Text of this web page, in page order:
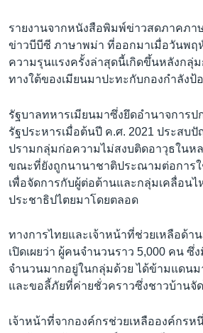
รายงานจากหนังสือพิมพ์ข่าวสดภาคภา
ข่าวบีบีซี ภาษาพม่า ที่ออกมาเมื่อวันพ
ความรุนแรงครั้งล่าสุดนี้เกิดขึ้นหลังกลุ่ม
ทางใต้ของเมียนมาปะทะกับกองกำลังป้
รัฐบาลทหารเมียนมาซึ่งยึดอำนาจการป
รัฐประหารเมื่อต้นปี ค.ศ. 2021 ประสบ
ปรามกลุ่มก่อความไม่สงบติดอาวุธในห
ขณะที่ยังถูกนานาชาติประณามต่อการใ
เพื่อจัดการกับผู้ต่อต้านและกลุ่มเคลื่อนไ
ประชาธิปไตยมาโดยตลอด
ทางการไทยและเจ้าหน้าที่ช่วยเหลือด้า
เปิดเผยว่า ผู้คนจำนวนราว 5,000 คน ซึ่
จำนวนมากอยู่ในกลุ่มด้วย ได้ข้ามแดน
และขอลี้ภัยที่ค่ายชั่วคราวซึ่งชาวบ้านจั
เจ้าหน้าที่จากองค์กรช่วยเหลือองค์กรห